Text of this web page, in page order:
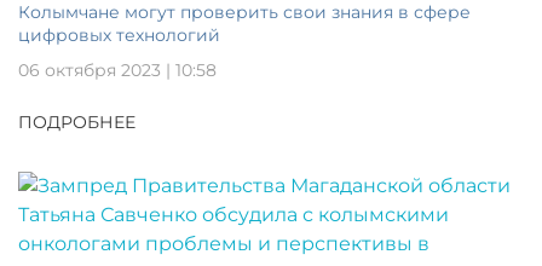
Колымчане могут проверить свои знания в сфере
цифровых технологий
06 октября 2023 | 10:58
ПОДРОБНЕЕ